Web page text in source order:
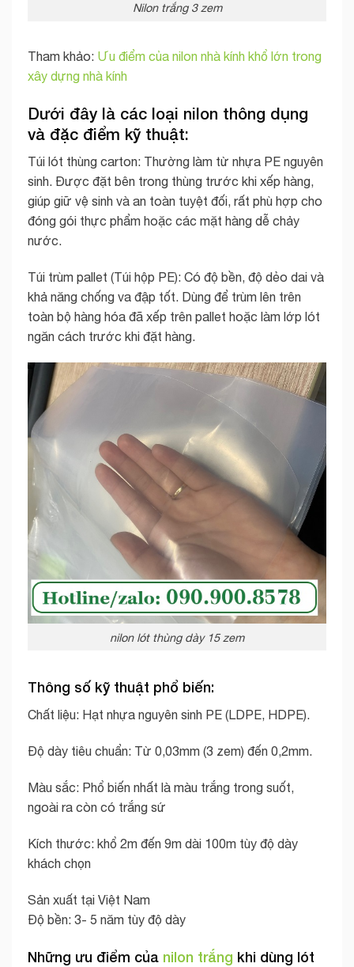
Nilon trắng 3 zem
Tham khảo: Ưu điểm của nilon nhà kính khổ lớn trong
xây dựng nhà kính
Dưới đây là các loại nilon thông dụng
và đặc điểm kỹ thuật:
Túi lót thùng carton: Thường làm từ nhựa PE nguyên
sinh. Được đặt bên trong thùng trước khi xếp hàng,
giúp giữ vệ sinh và an toàn tuyệt đối, rất phù hợp cho
đóng gói thực phẩm hoặc các mặt hàng dễ chảy
nước.
Túi trùm pallet (Túi hộp PE): Có độ bền, độ dẻo dai và
khả năng chống va đập tốt. Dùng để trùm lên trên
toàn bộ hàng hóa đã xếp trên pallet hoặc làm lớp lót
ngăn cách trước khi đặt hàng.
nilon lót thùng dày 15 zem
Thông số kỹ thuật phổ biến:
Chất liệu: Hạt nhựa nguyên sinh PE (LDPE, HDPE).
Độ dày tiêu chuẩn: Từ 0,03mm (3 zem) đến 0,2mm.
Màu sắc: Phổ biến nhất là màu trắng trong suốt,
ngoài ra còn có trắng sứ
Kích thước: khổ 2m đến 9m dài 100m tùy độ dày
khách chọn
Sản xuất tại Việt Nam
Độ bền: 3- 5 năm tùy độ dày
Những ưu điểm của nilon trắng khi dùng lót